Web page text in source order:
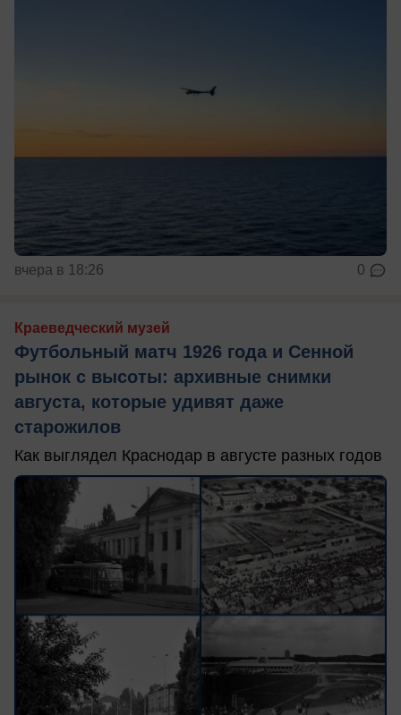
вчера в 18:26 0
Краеведческий музей
Футбольный матч 1926 года и Сенной
рынок с высоты: архивные снимки
августа, которые удивят даже
старожилов
Как выглядел Краснодар в августе разных годов